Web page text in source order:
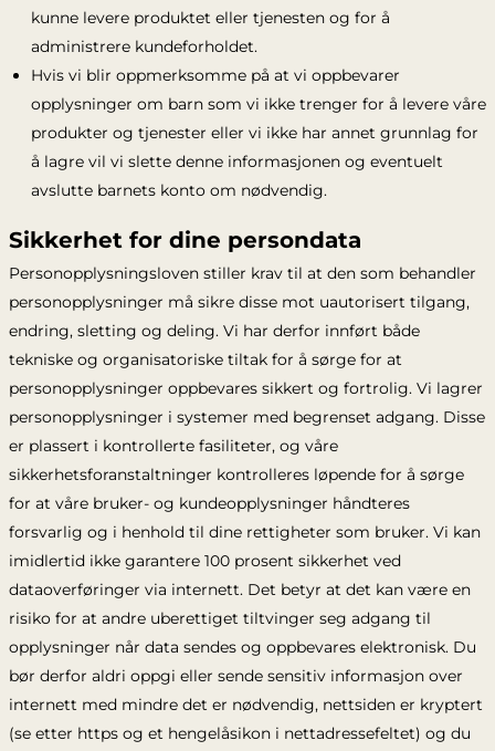
kunne levere produktet eller tjenesten og for å
administrere kundeforholdet.
Hvis vi blir oppmerksomme på at vi oppbevarer
opplysninger om barn som vi ikke trenger for å levere våre
produkter og tjenester eller vi ikke har annet grunnlag for
å lagre vil vi slette denne informasjonen og eventuelt
avslutte barnets konto om nødvendig.
Sikkerhet for dine persondata
Personopplysningsloven stiller krav til at den som behandler
personopplysninger må sikre disse mot uautorisert tilgang,
endring, sletting og deling. Vi har derfor innført både
tekniske og organisatoriske tiltak for å sørge for at
personopplysninger oppbevares sikkert og fortrolig. Vi lagrer
personopplysninger i systemer med begrenset adgang. Disse
er plassert i kontrollerte fasiliteter, og våre
sikkerhetsforanstaltninger kontrolleres løpende for å sørge
for at våre bruker- og kundeopplysninger håndteres
forsvarlig og i henhold til dine rettigheter som bruker. Vi kan
imidlertid ikke garantere 100 prosent sikkerhet ved
dataoverføringer via internett. Det betyr at det kan være en
risiko for at andre uberettiget tiltvinger seg adgang til
opplysninger når data sendes og oppbevares elektronisk. Du
bør derfor aldri oppgi eller sende sensitiv informasjon over
internett med mindre det er nødvendig, nettsiden er kryptert
(se etter https og et hengelåsikon i nettadressefeltet) og du